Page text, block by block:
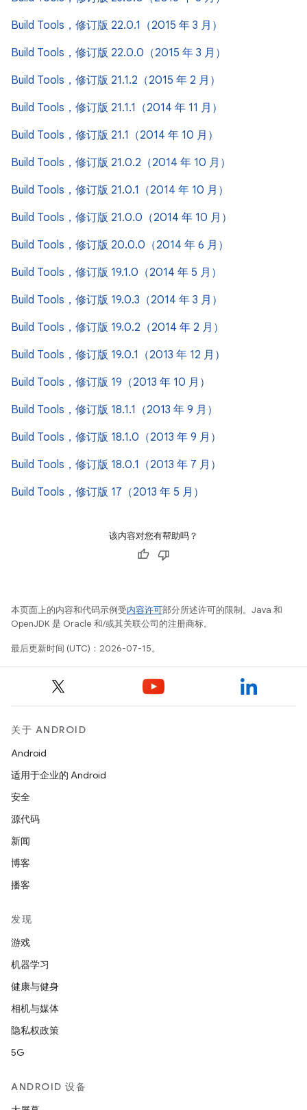
Build Tools，修订版 22.0.1（2015 年 3 月）
Build Tools，修订版 22.0.0（2015 年 3 月）
Build Tools，修订版 21.1.2（2015 年 2 月）
Build Tools，修订版 21.1.1（2014 年 11 月）
Build Tools，修订版 21.1（2014 年 10 月）
Build Tools，修订版 21.0.2（2014 年 10 月）
Build Tools，修订版 21.0.1（2014 年 10 月）
Build Tools，修订版 21.0.0（2014 年 10 月）
Build Tools，修订版 20.0.0（2014 年 6 月）
Build Tools，修订版 19.1.0（2014 年 5 月）
Build Tools，修订版 19.0.3（2014 年 3 月）
Build Tools，修订版 19.0.2（2014 年 2 月）
Build Tools，修订版 19.0.1（2013 年 12 月）
Build Tools，修订版 19（2013 年 10 月）
Build Tools，修订版 18.1.1（2013 年 9 月）
Build Tools，修订版 18.1.0（2013 年 9 月）
Build Tools，修订版 18.0.1（2013 年 7 月）
Build Tools，修订版 17（2013 年 5 月）
该内容对您有帮助吗？
本页面上的内容和代码示例受内容许可部分所述许可的限制。Java 和
OpenJDK 是 Oracle 和/或其关联公司的注册商标。
最后更新时间 (UTC)：2026-07-15。
关于 ANDROID
Android
适用于企业的 Android
安全
源代码
新闻
博客
播客
发现
游戏
机器学习
健康与健身
相机与媒体
隐私权政策
5G
ANDROID 设备